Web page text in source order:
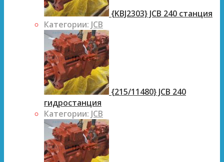
{KBJ2303} JCB 240 станция
Категории: JCB
{215/11480} JCB 240
гидростанция
Категории: JCB